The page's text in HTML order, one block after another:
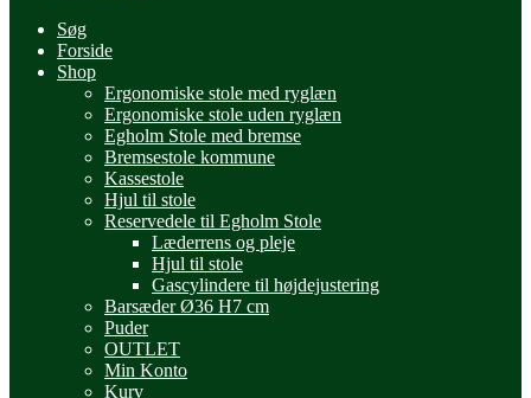
Søg
Forside
Shop
Ergonomiske stole med ryglæn
Ergonomiske stole uden ryglæn
Egholm Stole med bremse
Bremsestole kommune
Kassestole
Hjul til stole
Reservedele til Egholm Stole
Læderrens og pleje
Hjul til stole
Gascylindere til højdejustering
Barsæder Ø36 H7 cm
Puder
OUTLET
Min Konto
Kurv